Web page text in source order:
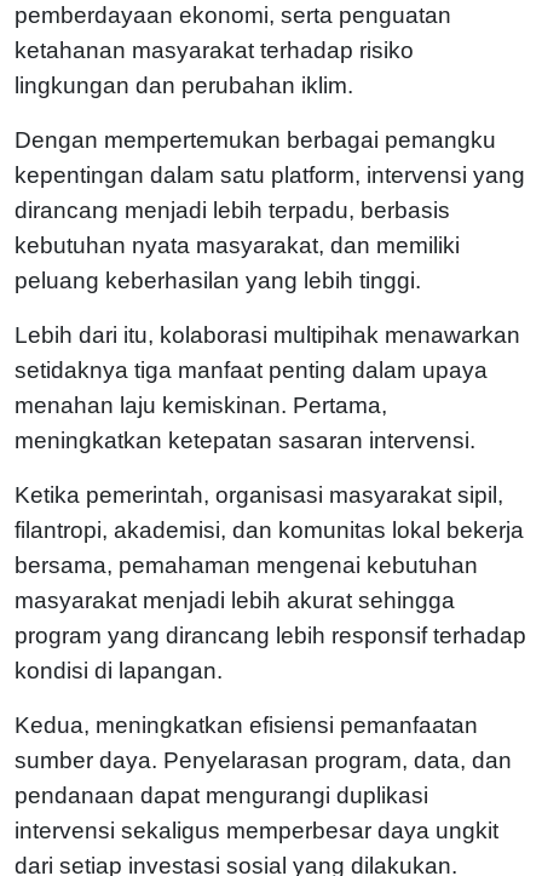
pemberdayaan ekonomi, serta penguatan
ketahanan masyarakat terhadap risiko
lingkungan dan perubahan iklim.
Dengan mempertemukan berbagai pemangku
kepentingan dalam satu platform, intervensi yang
dirancang menjadi lebih terpadu, berbasis
kebutuhan nyata masyarakat, dan memiliki
peluang keberhasilan yang lebih tinggi.
Lebih dari itu, kolaborasi multipihak menawarkan
setidaknya tiga manfaat penting dalam upaya
menahan laju kemiskinan. Pertama,
meningkatkan ketepatan sasaran intervensi.
Ketika pemerintah, organisasi masyarakat sipil,
filantropi, akademisi, dan komunitas lokal bekerja
bersama, pemahaman mengenai kebutuhan
masyarakat menjadi lebih akurat sehingga
program yang dirancang lebih responsif terhadap
kondisi di lapangan.
Kedua, meningkatkan efisiensi pemanfaatan
sumber daya. Penyelarasan program, data, dan
pendanaan dapat mengurangi duplikasi
intervensi sekaligus memperbesar daya ungkit
dari setiap investasi sosial yang dilakukan.